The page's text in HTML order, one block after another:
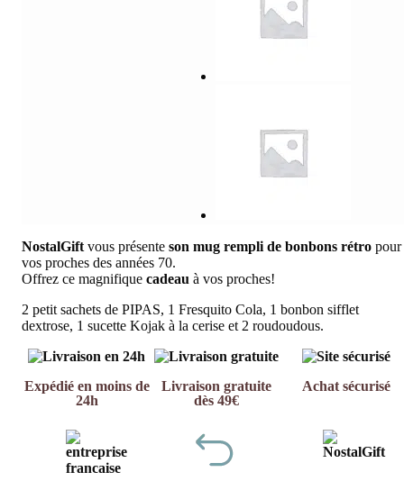
NostalGift vous présente son mug rempli de bonbons rétro pour
vos proches des années 70.
Offrez ce magnifique cadeau à vos proches!
2 petit sachets de PIPAS, 1 Fresquito Cola, 1 bonbon sifflet
dextrose, 1 sucette Kojak à la cerise et 2 roudoudous.
Expédié en moins de
24h
Livraison gratuite
dès 49€
Achat sécurisé